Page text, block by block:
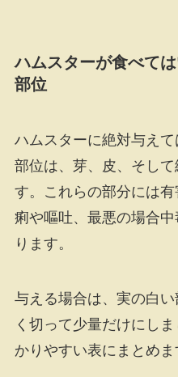
ハムスターが食べて
部位
ハムスターに絶対与え
部位は、芽、皮、そし
す。これらの部分には
痢や嘔吐、最悪の場合
ります。
与える場合は、実の白
く切って少量だけにし
かりやすい表にまとめま